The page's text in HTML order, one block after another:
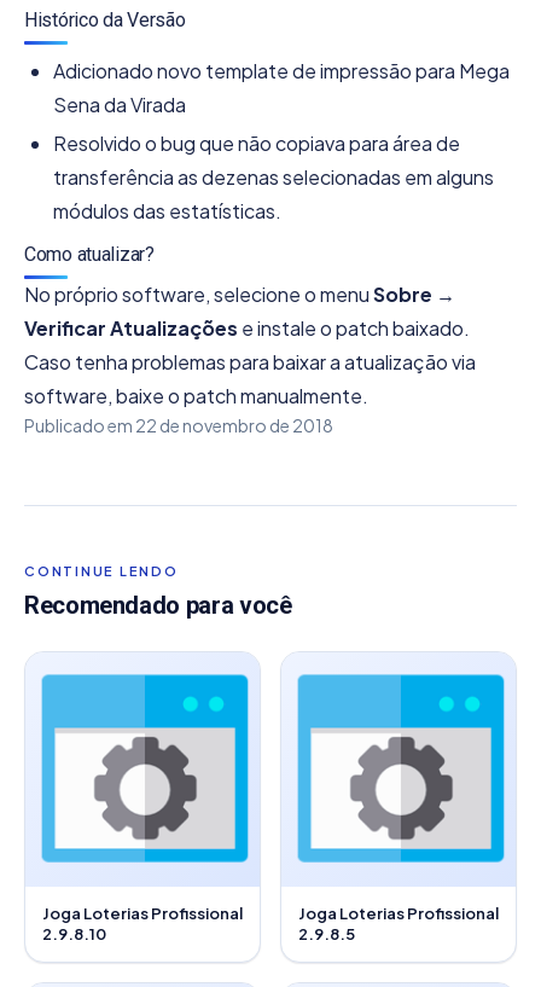
Histórico da Versão
Adicionado novo template de impressão para Mega
Sena da Virada
Resolvido o bug que não copiava para área de
transferência as dezenas selecionadas em alguns
módulos das estatísticas.
Como atualizar?
No próprio software, selecione o menuSobre →
Verificar Atualizações e instale o patch baixado.
Caso tenha problemas para baixar a atualização via
software, baixe o patch manualmente.
Publicado em 22 de novembro de 2018
CONTINUE LENDO
Recomendado para você
Joga Loterias Profissional
2.9.8.10
Joga Loterias Profissional
2.9.8.5